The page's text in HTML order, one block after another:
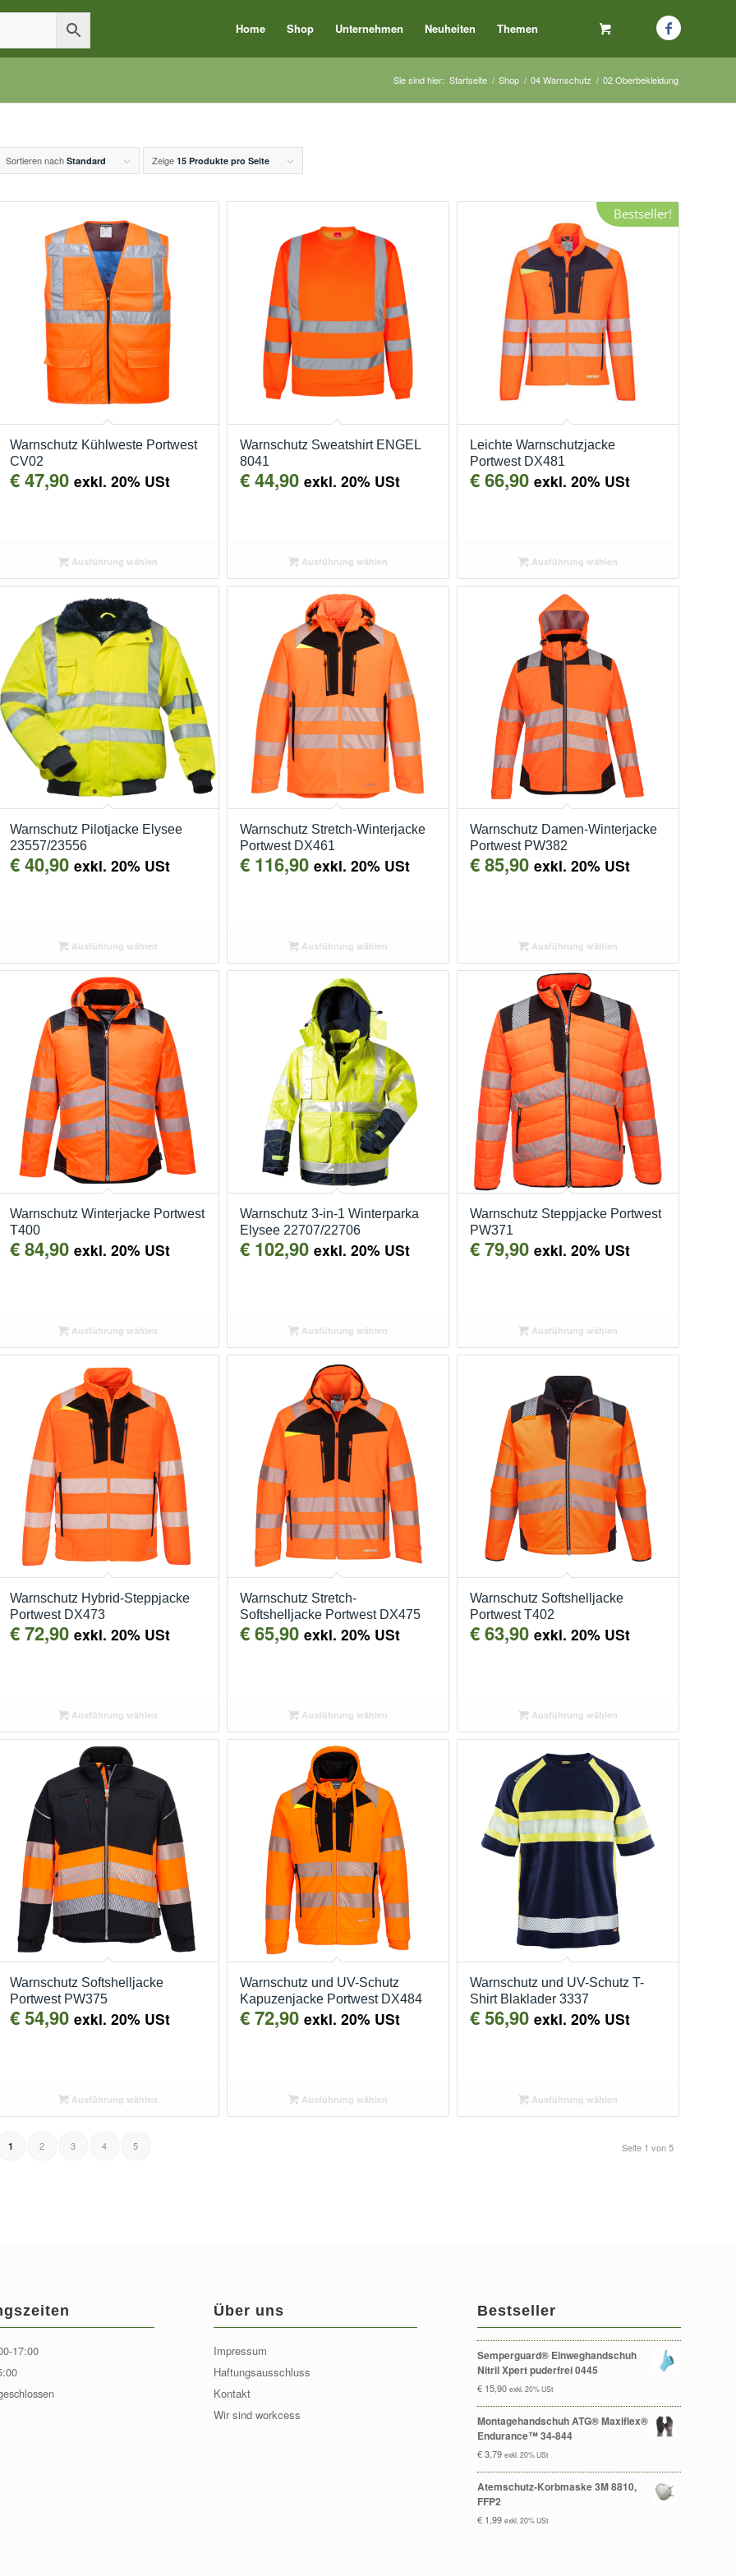
Home Shop Unternehmen Neuheiten Themen
Sie sind hier: Startseite / Shop / 04 Warnschutz / 02 Oberbekleidung
Sortieren nach Standard Zeige 15 Produkte pro Seite
Warnschutz Kühlweste Portwest
CV02
€47,90 exkl. 20% USt
Ausführung wählen
Warnschutz Sweatshirt ENGEL
8041
€44,90 exkl. 20% USt
Ausführung wählen
Bestseller!
Leichte Warnschutzjacke
Portwest DX481
€66,90 exkl. 20% USt
Ausführung wählen
Warnschutz Pilotjacke Elysee
23557/23556
€40,90 exkl. 20% USt
Ausführung wählen
Warnschutz Stretch-Winterjacke
Portwest DX461
€116,90 exkl. 20% USt
Ausführung wählen
Warnschutz Damen-Winterjacke
Portwest PW382
€85,90 exkl. 20% USt
Ausführung wählen
Warnschutz Winterjacke Portwest
T400
€84,90 exkl. 20% USt
Ausführung wählen
Warnschutz 3-in-1 Winterparka
Elysee 22707/22706
€102,90 exkl. 20% USt
Ausführung wählen
Warnschutz Steppjacke Portwest
PW371
€79,90 exkl. 20% USt
Ausführung wählen
Warnschutz Hybrid-Steppjacke
Portwest DX473
€72,90 exkl. 20% USt
Ausführung wählen
Warnschutz Stretch-
Softshelljacke Portwest DX475
€65,90 exkl. 20% USt
Ausführung wählen
Warnschutz Softshelljacke
Portwest T402
€63,90 exkl. 20% USt
Ausführung wählen
Warnschutz Softshelljacke
Portwest PW375
€54,90 exkl. 20% USt
Ausführung wählen
Warnschutz und UV-Schutz
Kapuzenjacke Portwest DX484
€72,90 exkl. 20% USt
Ausführung wählen
Warnschutz und UV-Schutz T-
Shirt Blaklader 3337
€56,90 exkl. 20% USt
Ausführung wählen
Seite 1 von 5
1 2 3 4 5
17:00
Über uns
Impressum
Haftungsausschluss
Kontakt
Wir sind workcess
Bestseller
Semperguard® Einweghandschuh
Nitril Xpert puderfrei 0445
€15,90 exkl. 20% USt
Montagehandschuh ATG® Maxiflex®
Endurance™ 34-844
€3,79 exkl. 20% USt
Atemschutz-Korbmaske 3M 8810,
FFP2
€1,99 exkl. 20% USt